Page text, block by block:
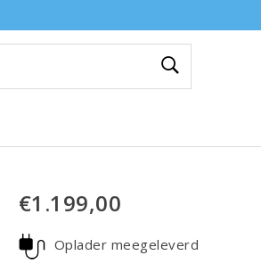
€1.199,00
Oplader meegeleverd